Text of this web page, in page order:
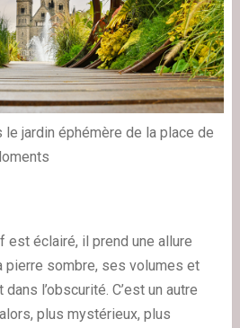
jardin éphémère de la place de
est éclairé, il prend une allure
pierre sombre, ses volumes et
l’obscurité. C’est un autre
plus mystérieux, plus